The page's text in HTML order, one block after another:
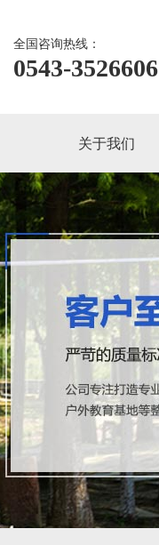
全国咨询热线：
0543-3526606
关于我们